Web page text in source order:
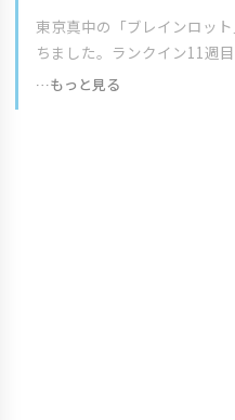
東京真中の「ブレインロッ
ちました。ランクイン11週目
…もっと見る